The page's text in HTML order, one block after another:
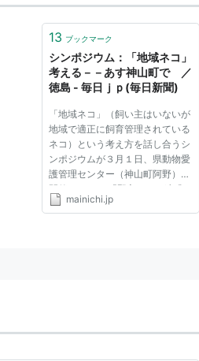
13 ブックマーク
シンポジウム：「地域ネコ」
考える－－あす神山町で ／
徳島 - 毎日ｊｐ(毎日新聞)
「地域ネコ」（飼い主はいないが
地域で適正に飼育管理されている
ネコ）という考え方を話し合うシ
ンポジウムが３月１日、県動物愛
護管理センター（神山町阿野）で
開催される。 「野良ネコに迷惑
を受けている人も、餌を与えてい
mainichi.jp